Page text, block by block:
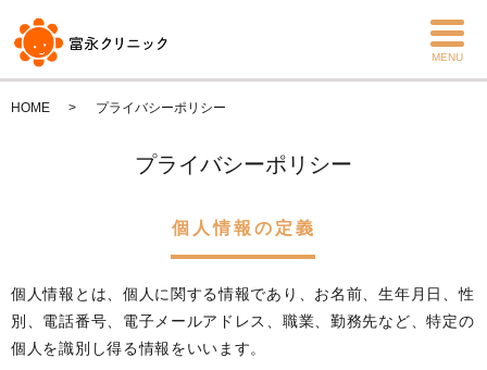
MENU
HOME プライバシーポリシー
プライバシーポリシー
個人情報の定義
個人情報とは、個人に関する情報であり、お名前、生年月日、性
別、電話番号、電子メールアドレス、職業、勤務先など、特定の
個人を識別し得る情報をいいます。